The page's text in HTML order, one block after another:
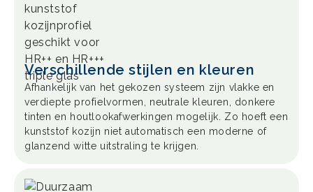
Verschillende stijlen en kleuren
Afhankelijk van het gekozen systeem zijn vlakke en
verdiepte profielvormen, neutrale kleuren, donkere
tinten en houtlookafwerkingen mogelijk. Zo hoeft een
kunststof kozijn niet automatisch een moderne of
glanzend witte uitstraling te krijgen.